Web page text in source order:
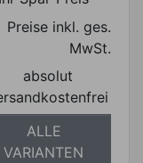
Preise inkl. ges.
MwSt.
absolut
ALLE
VARIANTEN